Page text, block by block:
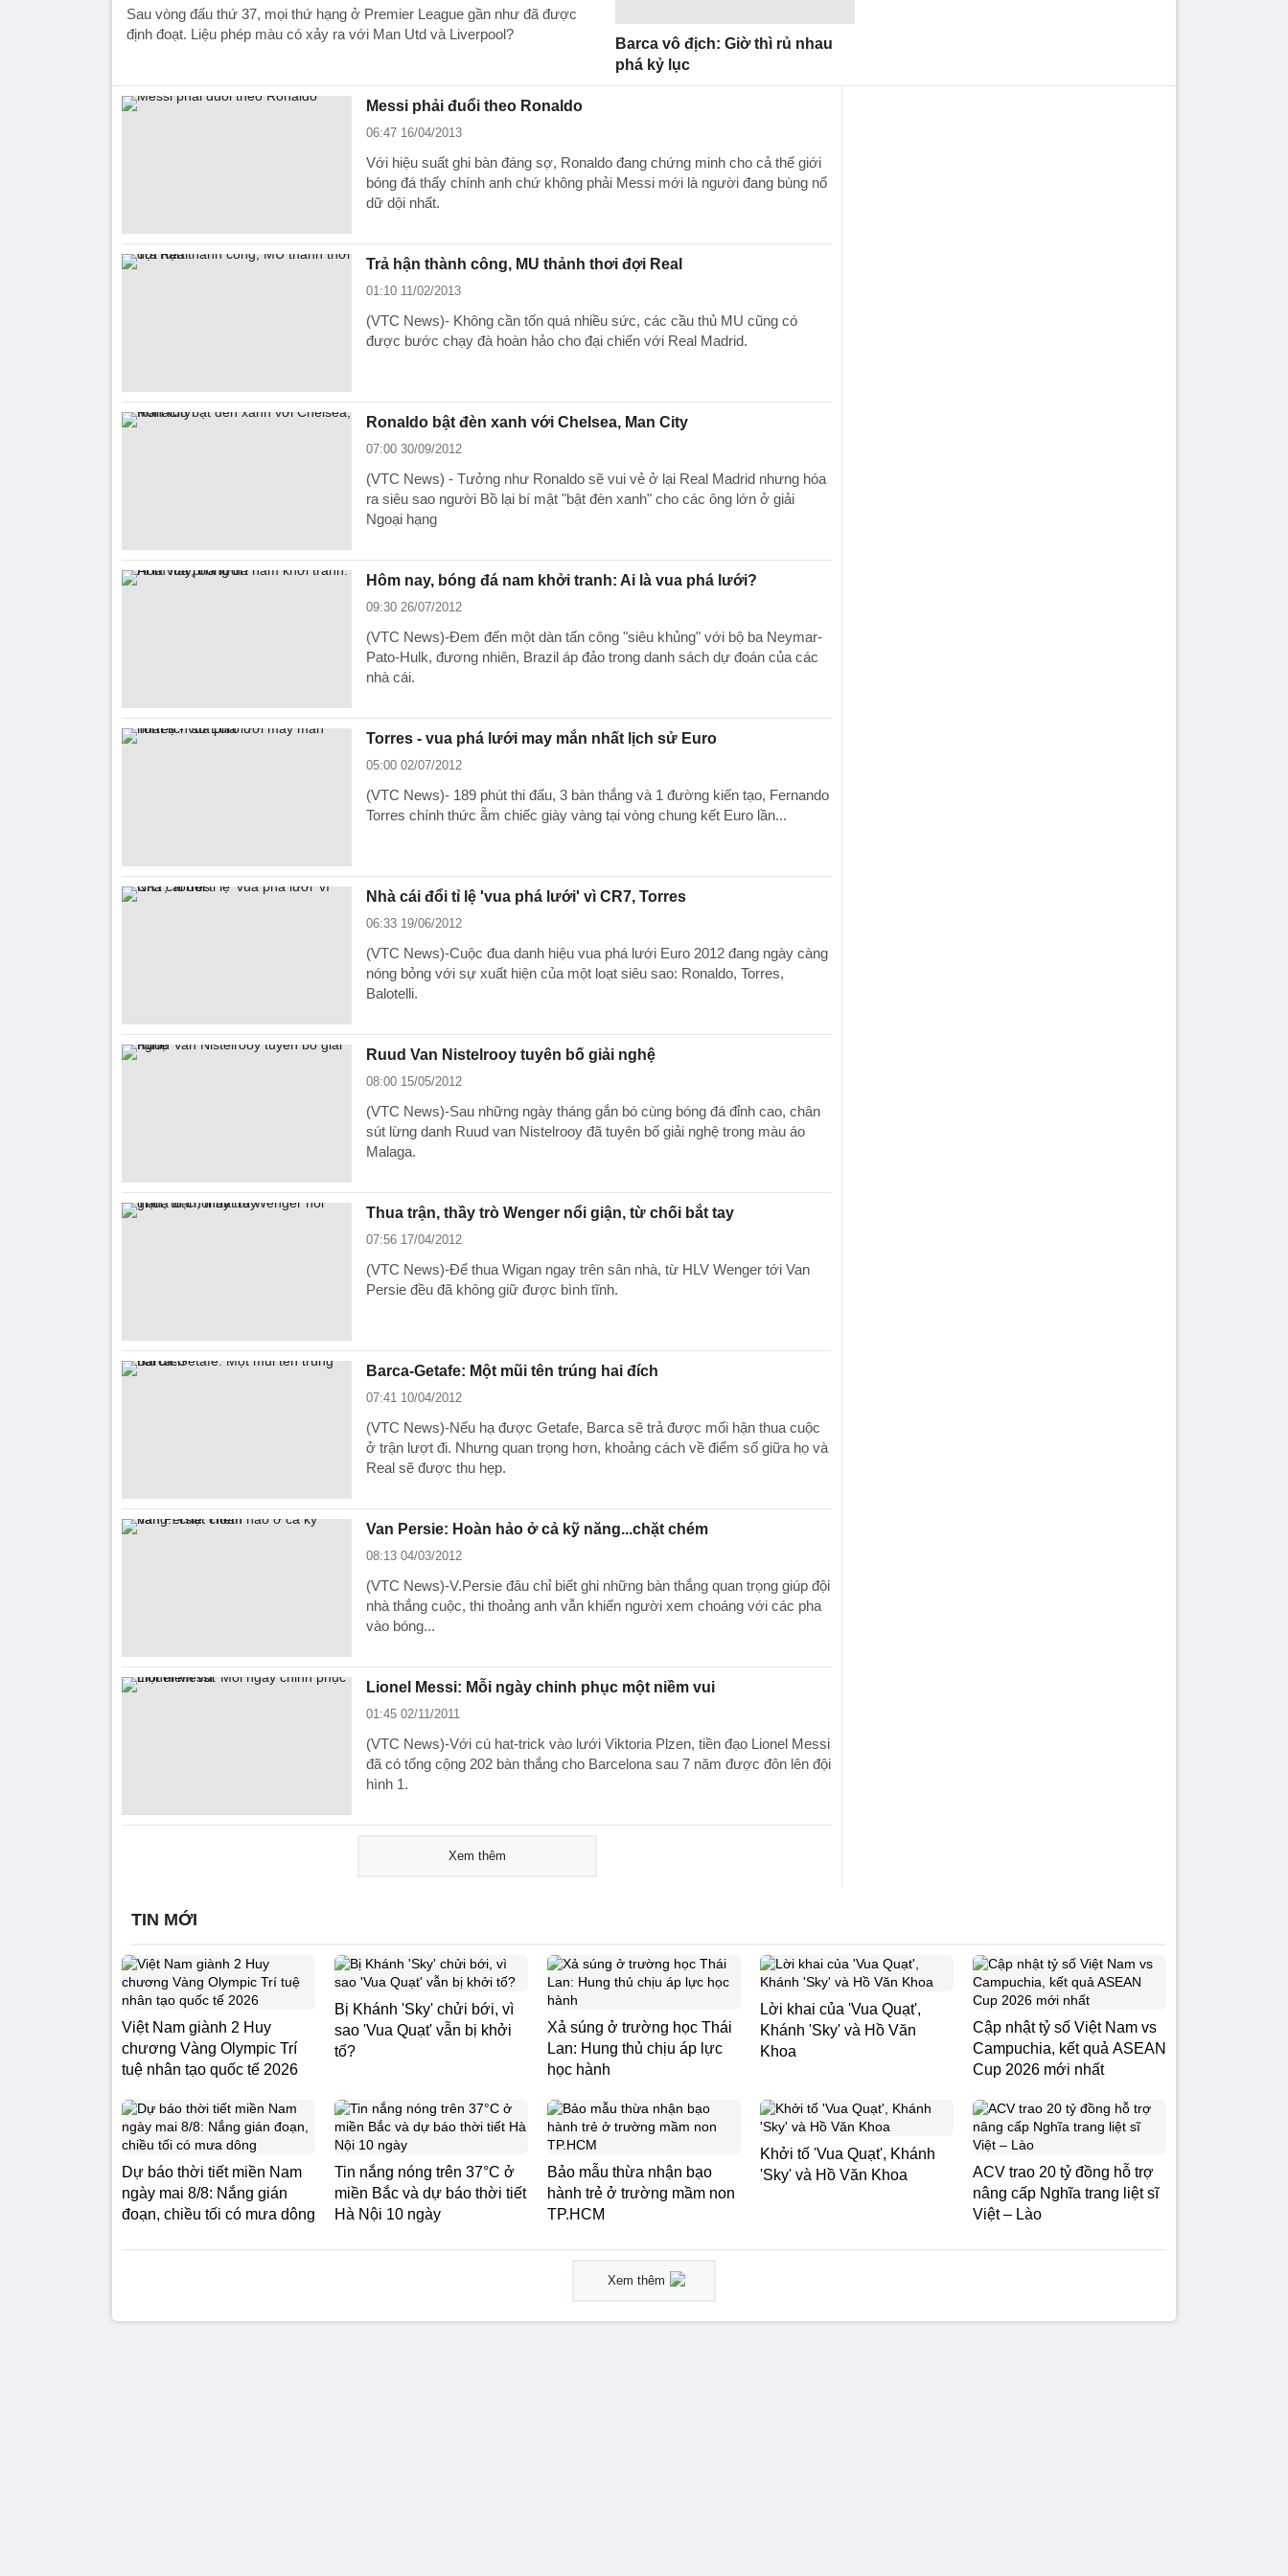
Sau vòng đấu thứ 37, mọi thứ hạng ở Premier League gần như đã được
định đoạt. Liệu phép màu có xảy ra với Man Utd và Liverpool?
Barca vô địch: Giờ thì rủ nhau
phá kỷ lục
Messi phải đuổi theo Ronaldo
06:47 16/04/2013
Với hiệu suất ghi bàn đáng sợ, Ronaldo đang chứng minh cho cả thế giới
bóng đá thấy chính anh chứ không phải Messi mới là người đang bùng nổ
dữ dội nhất.
Trả hận thành công, MU thảnh thơi đợi Real
01:10 11/02/2013
(VTC News)- Không cần tốn quá nhiều sức, các cầu thủ MU cũng có
được bước chạy đà hoàn hảo cho đại chiến với Real Madrid.
Ronaldo bật đèn xanh với Chelsea, Man City
07:00 30/09/2012
(VTC News) - Tưởng như Ronaldo sẽ vui vẻ ở lại Real Madrid nhưng hóa
ra siêu sao người Bồ lại bí mật "bật đèn xanh" cho các ông lớn ở giải
Ngoại hạng
Hôm nay, bóng đá nam khởi tranh: Ai là vua phá lưới?
09:30 26/07/2012
(VTC News)-Đem đến một dàn tấn công "siêu khủng" với bộ ba Neymar-
Pato-Hulk, đương nhiên, Brazil áp đảo trong danh sách dự đoán của các
nhà cái.
Torres - vua phá lưới may mắn nhất lịch sử Euro
05:00 02/07/2012
(VTC News)- 189 phút thi đấu, 3 bàn thắng và 1 đường kiến tạo, Fernando
Torres chính thức ẵm chiếc giày vàng tại vòng chung kết Euro lần...
Nhà cái đổi tỉ lệ 'vua phá lưới' vì CR7, Torres
06:33 19/06/2012
(VTC News)-Cuộc đua danh hiệu vua phá lưới Euro 2012 đang ngày càng
nóng bỏng với sự xuất hiện của một loạt siêu sao: Ronaldo, Torres,
Balotelli.
Ruud Van Nistelrooy tuyên bố giải nghệ
08:00 15/05/2012
(VTC News)-Sau những ngày tháng gắn bó cùng bóng đá đỉnh cao, chân
sút lừng danh Ruud van Nistelrooy đã tuyên bố giải nghệ trong màu áo
Malaga.
Thua trận, thầy trò Wenger nổi giận, từ chối bắt tay
07:56 17/04/2012
(VTC News)-Để thua Wigan ngay trên sân nhà, từ HLV Wenger tới Van
Persie đều đã không giữ được bình tĩnh.
Barca-Getafe: Một mũi tên trúng hai đích
07:41 10/04/2012
(VTC News)-Nếu hạ được Getafe, Barca sẽ trả được mối hận thua cuộc
ở trận lượt đi. Nhưng quan trọng hơn, khoảng cách về điểm số giữa họ và
Real sẽ được thu hẹp.
Van Persie: Hoàn hảo ở cả kỹ năng...chặt chém
08:13 04/03/2012
(VTC News)-V.Persie đâu chỉ biết ghi những bàn thắng quan trọng giúp đội
nhà thắng cuộc, thi thoảng anh vẫn khiến người xem choáng với các pha
vào bóng...
Lionel Messi: Mỗi ngày chinh phục một niềm vui
01:45 02/11/2011
(VTC News)-Với cú hat-trick vào lưới Viktoria Plzen, tiền đạo Lionel Messi
đã có tổng cộng 202 bàn thắng cho Barcelona sau 7 năm được đôn lên đội
hình 1.
Xem thêm
TIN MỚI
Việt Nam giành 2 Huy
chương Vàng Olympic Trí
tuệ nhân tạo quốc tế 2026
Bị Khánh 'Sky' chửi bới, vì
sao 'Vua Quạt' vẫn bị khởi
tố?
Xả súng ở trường học Thái
Lan: Hung thủ chịu áp lực
học hành
Lời khai của 'Vua Quạt',
Khánh 'Sky' và Hồ Văn
Khoa
Cập nhật tỷ số Việt Nam vs
Campuchia, kết quả ASEAN
Cup 2026 mới nhất
Dự báo thời tiết miền Nam
ngày mai 8/8: Nắng gián
đoạn, chiều tối có mưa dông
Tin nắng nóng trên 37°C ở
miền Bắc và dự báo thời tiết
Hà Nội 10 ngày
Bảo mẫu thừa nhận bạo
hành trẻ ở trường mầm non
TP.HCM
Khởi tố 'Vua Quạt', Khánh
'Sky' và Hồ Văn Khoa
ACV trao 20 tỷ đồng hỗ trợ
nâng cấp Nghĩa trang liệt sĩ
Việt – Lào
Xem thêm